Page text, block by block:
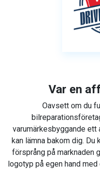
Var en
Oavsett om du
varumärkesbyggande ett
kan lämna bakom dig.
försprång på marknaden
logotyp på egen hand